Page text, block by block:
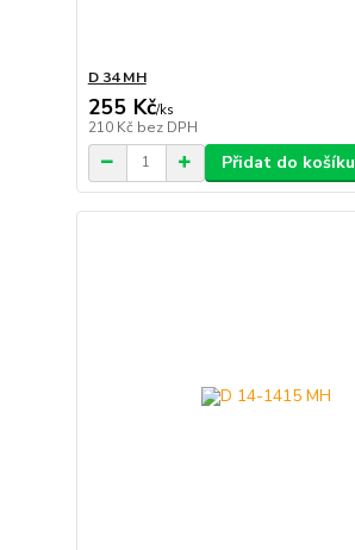
D 34 MH
255 Kč/ks
210 Kč bez DPH
Přidat do košíku